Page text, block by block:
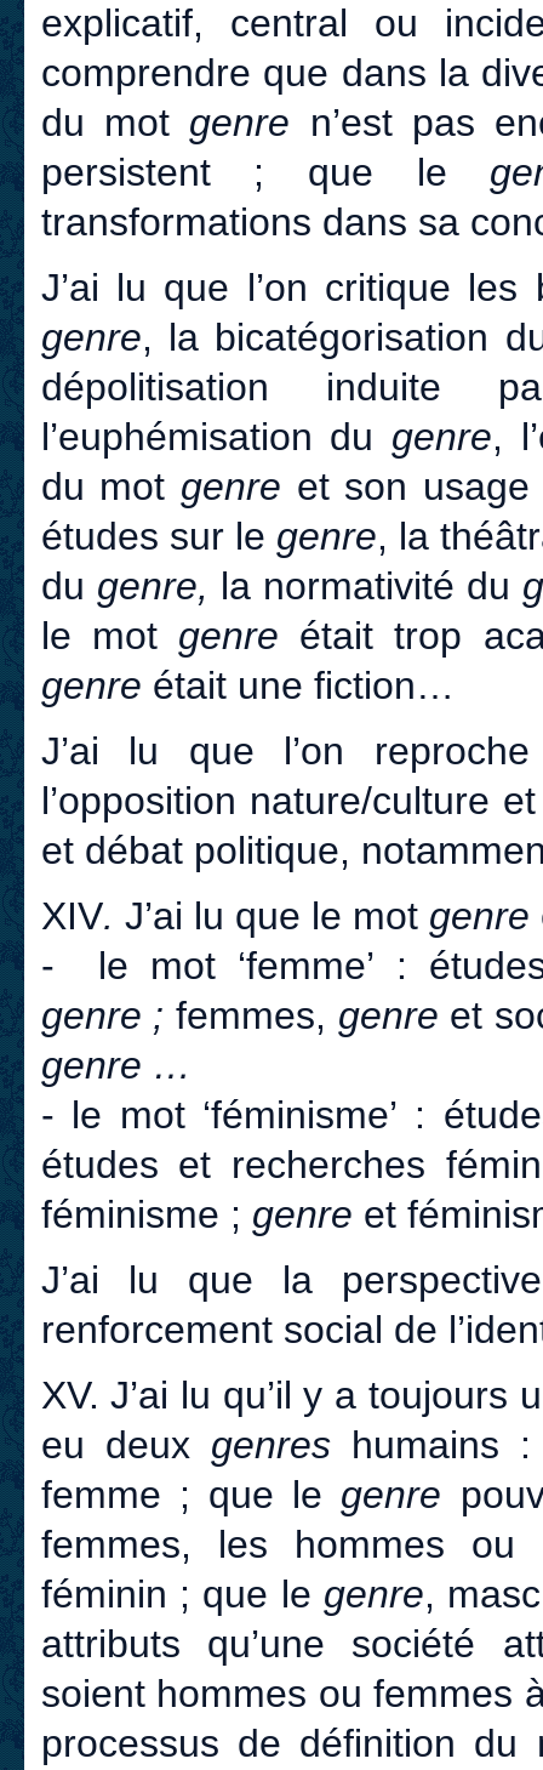
explicatif, central ou
comprendre que dans la
du mot genre n’est pas
persistent ; que le
transformations dans sa
J’ai lu que l’on critique
genre, la bicatégorisation
dépolitisation
l’euphémisation du genre,
du mot genre et son usage
études sur le genre, la
du genre, la normativité du
le mot genre était trop
genre était une fiction…
J’ai lu que l’on
l’opposition nature/culture
et débat politique,
XIV. J’ai lu que le mot genre
- le mot ‘femme’ :
genre ; femmes, genre et
genre …
- le mot ‘féminisme’ :
études et recherches
féminisme ; genre et
J’ai lu que la
renforcement social de
XV. J’ai lu qu’il y a toujours
eu deux genres humains
femme ; que le genre
femmes, les hommes
féminin ; que le genre,
attributs qu’une société
soient hommes ou femmes
processus de définition